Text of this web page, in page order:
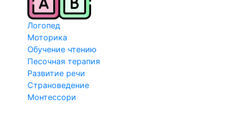
Логопед
Моторика
Обучение чтению
Песочная терапия
Развитие речи
Страноведение
Монтессори